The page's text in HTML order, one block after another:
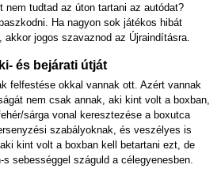
nem tudtad az úton tartani az autódat?
Ha nagyon sok játékos hibát
jogos szavaznod az Újraindításra.
és bejárati útját
felfestése okkal vannak ott. Azért vannak
nem csak annak, aki kint volt a boxban,
sárga vonal keresztezése a boxutca
szabályoknak, és veszélyes is
kint volt a boxban kell betartani ezt, de
sebességgel száguld a célegyenesben.